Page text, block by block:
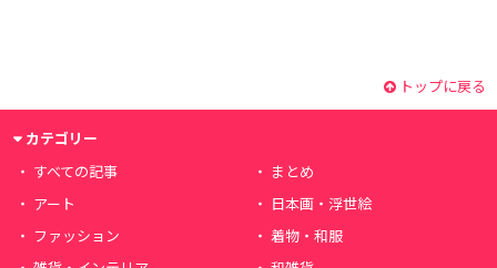
トップに戻る
カテゴリー
すべての記事
まとめ
アート
日本画・浮世絵
ファッション
着物・和服